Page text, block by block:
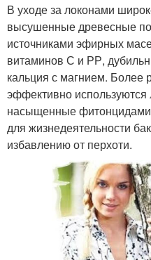
В уходе за локонами
высушенные древесные
источниками эфирных
витаминов С и РР,
кальция с магнием. Более
эффективно используются
насыщенные
для жизнедеятельности
избавлению от перхоти.